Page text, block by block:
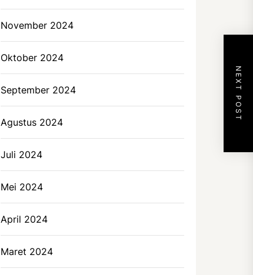
NEXT POST
November 2024
Oktober 2024
September 2024
Agustus 2024
Juli 2024
Mei 2024
April 2024
Maret 2024